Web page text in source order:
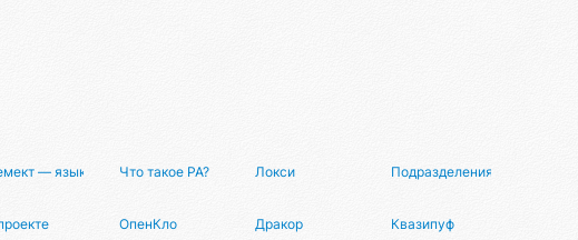
— язык разметки данных
Что такое РА? Локси Подразделения
программа ОпенКло Дракор Квазипуф